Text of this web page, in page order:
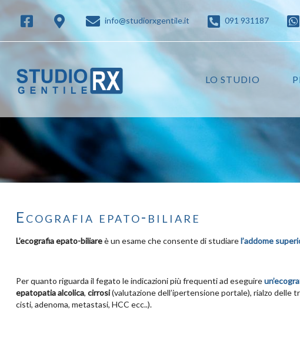
info@studiorxgentile.it 091 931187
LO STUDIO
Ecografia epato-biliare
L’ecografia epato-biliareè un esame che consente di studiarel’addome
Per quanto riguarda il fegato le indicazioni più frequenti ad eseguire
epatopatia alcolica, cirrosi(valutazione dell’ipertensione portale), rialzo delle
cisti, adenoma, metastasi, HCC ecc..).